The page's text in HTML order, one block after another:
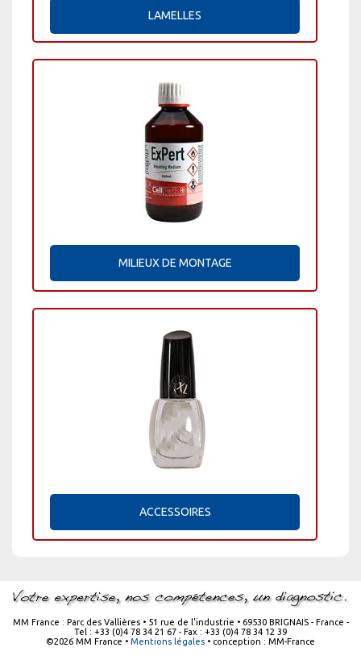
LAMELLES
MILIEUX DE MONTAGE
ACCESSOIRES
MM France : Parc des Vallières • 51 rue de l'industrie • 69530 BRIGNAIS - France -
Tel : +33 (0)4 78 34 21 67 - Fax : +33 (0)4 78 34 12 39
©2026 MM France • Mentions légales • conception : MM-France